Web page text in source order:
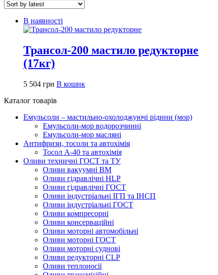
В наявності
Трансол-200 мастило редукторне
(17кг)
5 504 грн В кошик
Каталог товарів
Емульсоли – мастильно-охолоджуючі рідини (мор)
Емульсоли-мор водорозчинні
Емульсоли-мор масляні
Антифризи, тосоли та автохімія
Тосол А-40 та автохімія
Оливи техничні ГОСТ та ТУ
Оливи вакуумні ВМ
Оливи гідравлічні HLP
Оливи гідравлічні ГОСТ
Оливи індустріальні ІГП та ІНСП
Оливи індустріальні ГОСТ
Оливи компресорні
Оливи консерваційні
Оливи моторні автомобільні
Оливи моторні ГОСТ
Оливи моторні суднові
Оливи редукторні CLP
Оливи теплоносії